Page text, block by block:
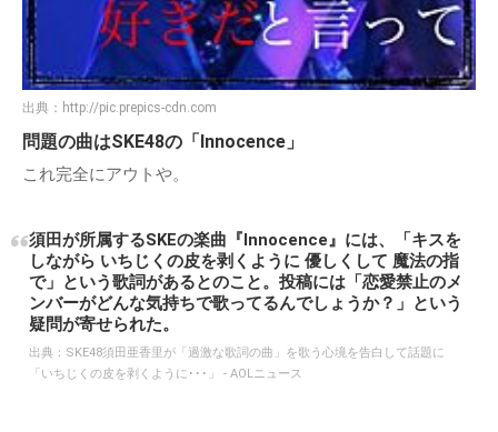
出典： http://pic.prepics-cdn.com
問題の曲はSKE48の「Innocence」
これ完全にアウトや。
須田が所属するSKEの楽曲『Innocence』には、「キスを
しながら いちじくの皮を剥くように 優しくして 魔法の指
で」という歌詞があるとのこと。投稿には「恋愛禁止のメ
ンバーがどんな気持ちで歌ってるんでしょうか？」という
疑問が寄せられた。
出典： SKE48須田亜香里が「過激な歌詞の曲」を歌う心境を告白して話題に
「いちじくの皮を剥くように･･･」 - AOLニュース